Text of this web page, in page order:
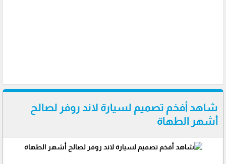
شاهد أفخم تصميم لسيارة لاند روفر لصالح
أشهر الطهاة